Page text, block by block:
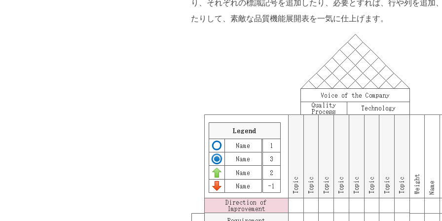
り、それぞれの標識記号を追加したり、必要とすれば、行や列を追加
たりして、素敵な品質機能展開表を一気に仕上げます。